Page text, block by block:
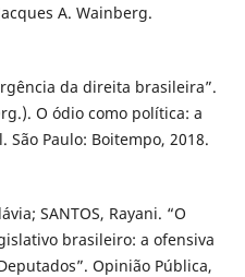
A. Wainberg.
da direita brasileira”.
O ódio como política: a
Paulo: Boitempo, 2018.
SANTOS, Rayani. “O
brasileiro: a ofensiva
Opinião Pública,